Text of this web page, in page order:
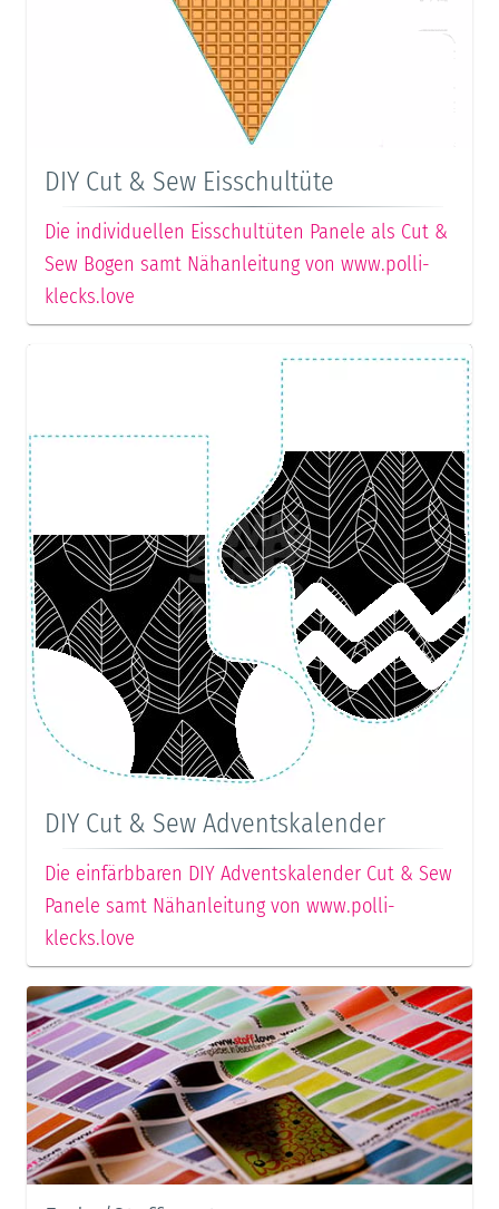
DIY Cut & Sew Eisschultüte
Die individuellen Eisschultüten Panele als Cut &
Sew Bogen samt Nähanleitung von www.polli-
klecks.love
DIY Cut & Sew Adventskalender
Die einfärbbaren DIY Adventskalender Cut & Sew
Panele samt Nähanleitung von www.polli-
klecks.love